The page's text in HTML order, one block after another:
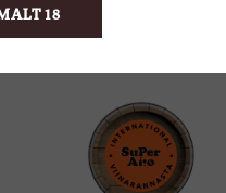
18